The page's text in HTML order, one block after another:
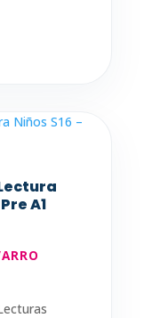
A1